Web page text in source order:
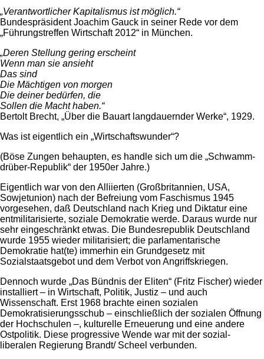
„Verantwortlicher Kapitalismus ist möglich.“
Bundespräsident Joachim Gauck in seiner Rede vor dem
„Führungstreffen Wirtschaft 2012“ in München.
„Deren Stellung gering erscheint
Wenn man sie ansieht
Das sind
Die Mächtigen von morgen
Die deiner bedürfen, die
Sollen die Macht haben.“
Bertolt Brecht, „Über die Bauart langdauernder Werke“, 1929.
Was ist eigentlich ein „Wirtschaftswunder“?
(Böse Zungen behaupten, es handle sich um die „Schwamm-
drüber-Republik“ der 1950er Jahre.)
Eigentlich war von den Alliierten (Großbritannien, USA,
Sowjetunion) nach der Befreiung vom Faschismus 1945
vorgesehen, daß Deutschland nach Krieg und Diktatur eine
entmilitarisierte, soziale Demokratie werde. Daraus wurde nur
sehr eingeschränkt etwas. Die Bundesrepublik Deutschland
wurde 1955 wieder militarisiert; die parlamentarische
Demokratie hat(te) immerhin ein Grundgesetz mit
Sozialstaatsgebot und dem Verbot von Angriffskriegen.
Dennoch wurde „Das Bündnis der Eliten“ (Fritz Fischer) wieder
installiert – in Wirtschaft, Politik, Justiz – und auch
Wissenschaft. Erst 1968 brachte einen sozialen
Demokratisierungsschub – einschließlich der sozialen Öffnung
der Hochschulen –, kulturelle Erneuerung und eine andere
Ostpolitik. Diese progressive Wende war mit der sozial-
liberalen Regierung Brandt/ Scheel verbunden.